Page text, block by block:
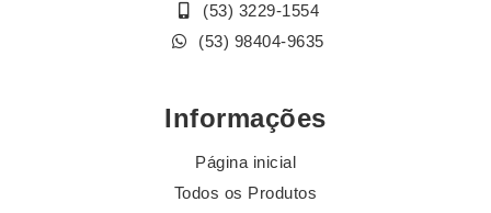
(53) 3229-1554
(53) 98404-9635
Informações
Página inicial
Todos os Produtos